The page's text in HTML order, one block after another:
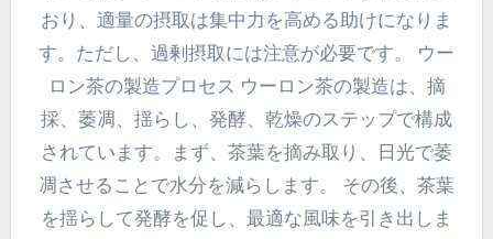
おり、適量の摂取は集中力を高める助けになりま
す。ただし、過剰摂取には注意が必要です。 ウー
ロン茶の製造プロセス ウーロン茶の製造は、摘
採、萎凋、揺らし、発酵、乾燥のステップで構成
されています。まず、茶葉を摘み取り、日光で萎
凋させることで水分を減らします。 その後、茶葉
を揺らして発酵を促し、最適な風味を引き出しま